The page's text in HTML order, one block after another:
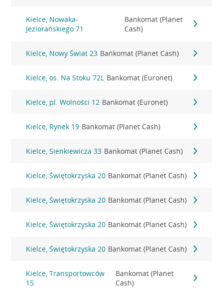
Kielce, Nowaka-
Jeziorańskiego 71
Bankomat (Planet
Cash)
Kielce, Nowy Świat 23 Bankomat (Planet Cash)
Kielce, os. Na Stoku 72L Bankomat (Euronet)
Kielce, pl. Wolności 12 Bankomat (Euronet)
Kielce, Rynek 19 Bankomat (Planet Cash)
Kielce, Sienkiewicza 33 Bankomat (Planet Cash)
Kielce, Świętokrzyska 20 Bankomat (Planet Cash)
Kielce, Świętokrzyska 20 Bankomat (Planet Cash)
Kielce, Świętokrzyska 20 Bankomat (Planet Cash)
Kielce, Świętokrzyska 20 Bankomat (Planet Cash)
Kielce, Transportowców
15
Bankomat (Planet
Cash)